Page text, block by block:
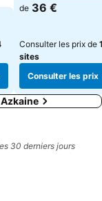
de 36 €
Consulter les prix de
sites
Consulter les prix
30 derniers jours